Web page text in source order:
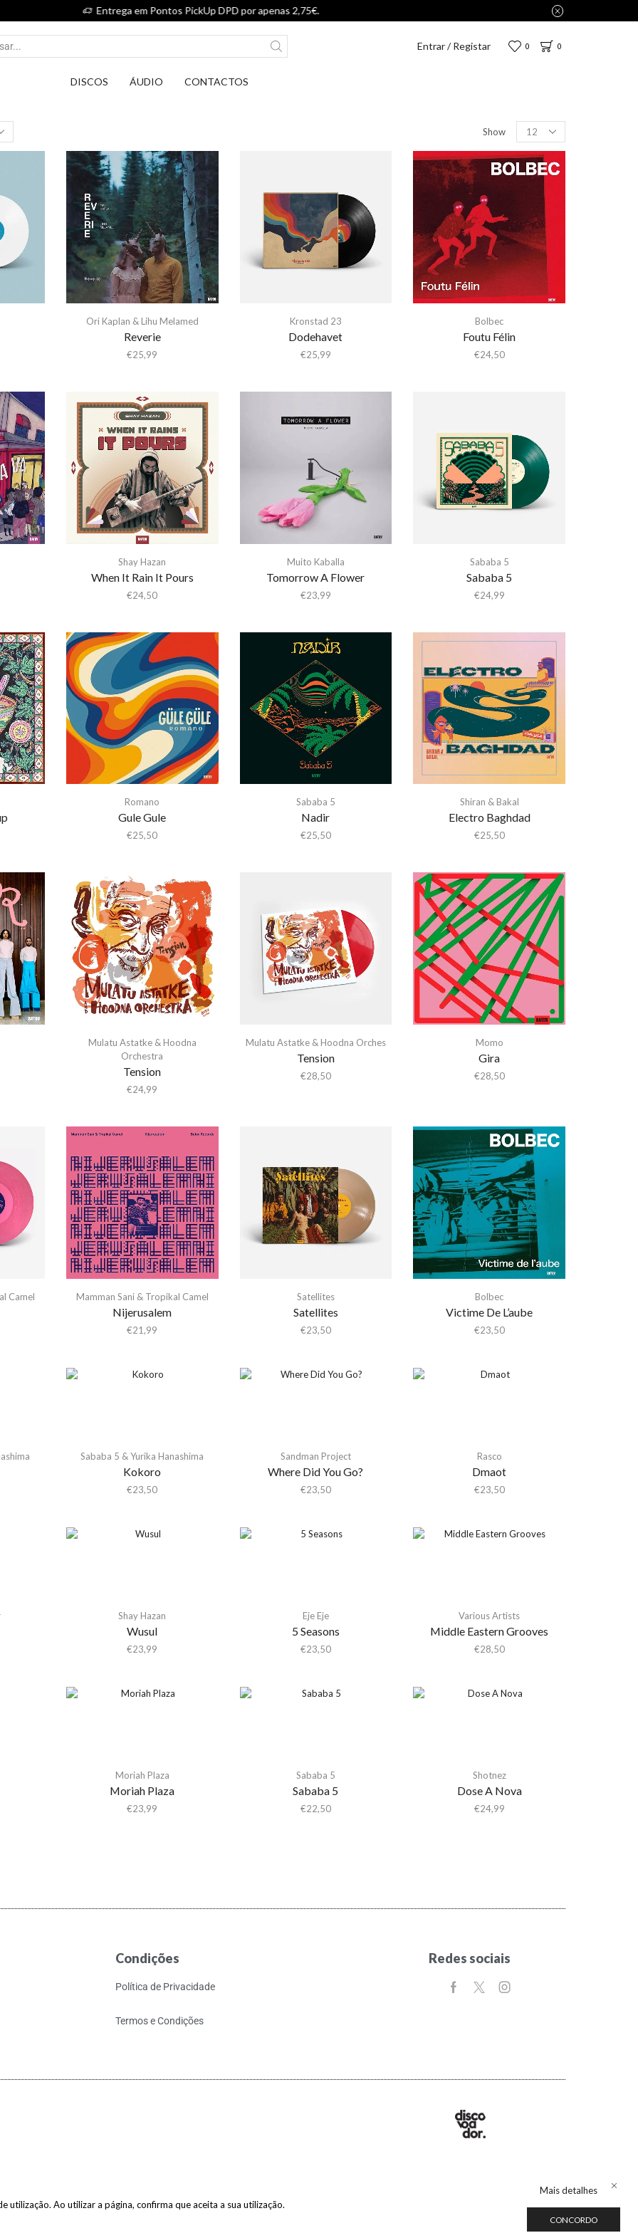
Entrega em Pontos PickUp DPD por apenas 2,75€.
Entrar / Registar 0 0
DISCOS ÁUDIO CONTACTOS
Show
Ori Kaplan & Lihu Melamed
Reverie
€25,99
Kronstad 23
Dodehavet
€25,99
Bolbec
Foutu Félin
€24,50
Shay Hazan
When It Rain It Pours
€24,50
Muito Kaballa
Tomorrow A Flower
€23,99
Sababa 5
Sababa 5
€24,99
Romano
Gule Gule
€25,50
Sababa 5
Nadir
€25,50
Shiran & Bakal
Electro Baghdad
€25,50
Mulatu Astatke & Hoodna
Orchestra
Tension
€24,99
Mulatu Astatke & Hoodna Orches
Tension
€28,50
Momo
Gira
€28,50
Camel Mamman Sani & Tropikal Camel
Nijerusalem
€21,99
Satellites
Satellites
€23,50
Bolbec
Victime De L’aube
€23,50
Sababa 5 & Yurika Hanashima
Kokoro
€23,50
Sandman Project
Where Did You Go?
€23,50
Rasco
Dmaot
€23,50
Shay Hazan
Wusul
€23,99
Eje Eje
5 Seasons
€23,50
Various Artists
Middle Eastern Grooves
€28,50
Moriah Plaza
Moriah Plaza
€23,99
Sababa 5
Sababa 5
€22,50
Shotnez
Dose A Nova
€24,99
utilização. Ao utilizar a página, confirma que aceita a sua utilização.
Mais detalhes
CONCORDO
Condições
Política de Privacidade
Termos e Condições
Redes sociais